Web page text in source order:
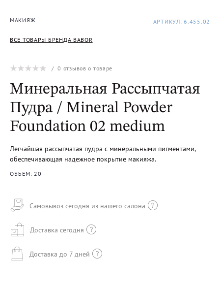
МАКИЯЖ
ВСЕ ТОВАРЫ БРЕНДА BABOR
АРТИКУЛ: 6.455.02
/0 отзывов о товаре
Минеральная Рассыпчатая
Пудра / Mineral Powder
Foundation 02 medium
Легчайшая рассыпчатая пудра с минеральными пигментами,
обеспечивающая надежное покрытие макияжа.
ОБЪЕМ: 20
Самовывоз сегодня из нашего салона
Доставка сегодня
Доставка до 7 дней